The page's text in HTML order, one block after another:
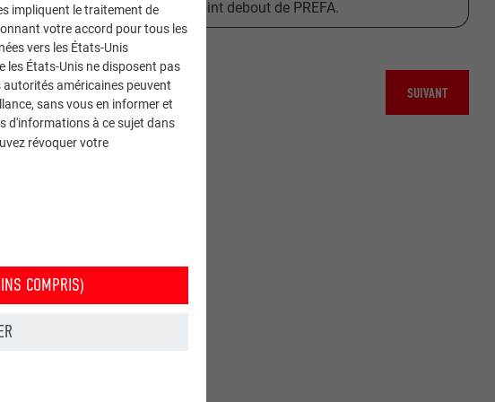
avec les produits de joint debout de PREFA.
SUIVANT
impliquent le traitement de
votre accord pour tous les
vers les États-Unis
les États-Unis ne disposent pas
autorités américaines peuvent
sans vous en informer et
d'informations à ce sujet dans
révoquer votre
COMPRIS)